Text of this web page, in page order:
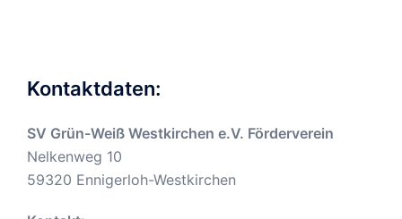
Kontaktdaten:
SV Grün-Weiß Westkirchen e.V. Förderverein
Nelkenweg 10
59320 Ennigerloh-Westkirchen